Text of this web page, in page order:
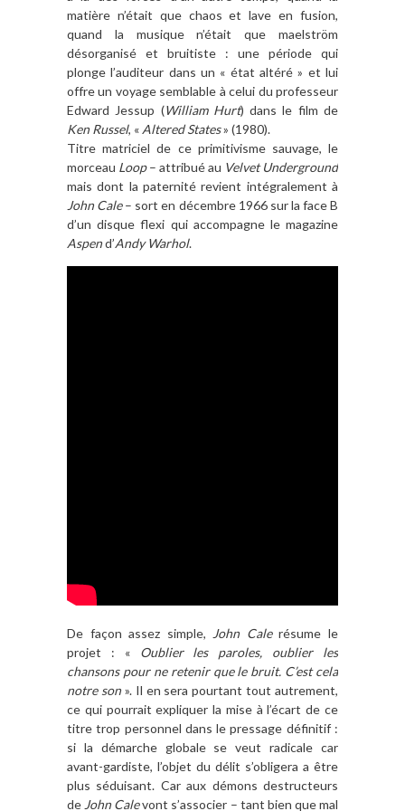
matière n’était que chaos et lave en fusion,
quand la musique n’était que maelström
désorganisé et bruitiste : une période qui
plonge l’auditeur dans un « état altéré » et lui
offre un voyage semblable à celui du professeur
Edward Jessup (William Hurt) dans le film de
Ken Russel, « Altered States» (1980).
Titre matriciel de ce primitivisme sauvage, le
morceau Loop– attribué au Velvet Underground
mais dont la paternité revient intégralement à
John Cale– sort en décembre 1966 sur la face B
d’un disque flexi qui accompagne le magazine
Aspend’Andy Warhol.
De façon assez simple, John Calerésume le
projet : « Oublier les paroles, oublier les
chansons pour ne retenir que le bruit. C’est cela
notre son». Il en sera pourtant tout autrement,
ce qui pourrait expliquer la mise à l’écart de ce
titre trop personnel dans le pressage définitif :
si la démarche globale se veut radicale car
avant-gardiste, l’objet du délit s’obligera a être
plus séduisant. Car aux démons destructeurs
de John Calevont s’associer – tant bien que mal